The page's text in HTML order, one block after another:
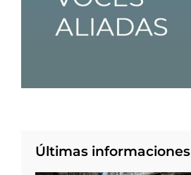
Últimas informaciones